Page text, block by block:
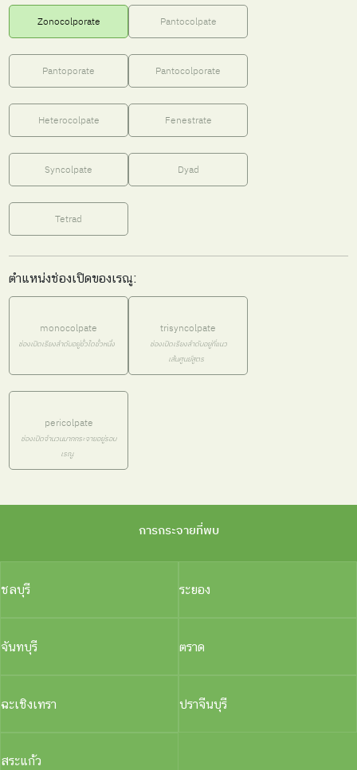
Zonocolporate Pantocolpate
Pantoporate Pantocolporate
Heterocolpate Fenestrate
Syncolpate Dyad
Tetrad
ตำแหน่งช่องเปิดของเรณู:
monocolpate
ช่องเปิดเรียงลำดับอยู่ขั้วใดขั้วหนึ่ง
trisyncolpate
ช่องเปิดเรียงลำดับอยู่ที่แนว
เส้นศูนย์สูตร
pericolpate
ช่องเปิดจำนวนมากกระจายอยู่รอบ
เรณู
การกระจายที่พบ
ชลบุรี ระยอง
จันทบุรี ตราด
ฉะเชิงเทรา ปราจีนบุรี
สระแก้ว